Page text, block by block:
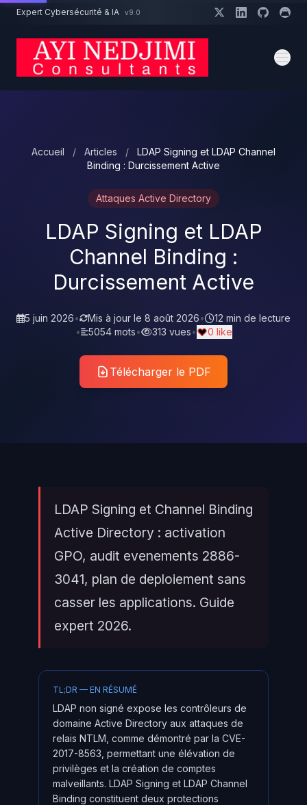
Aller au contenu principal
Expert Cybersécurité & IA v9.0
Accueil / Articles /
LDAP Signing et LDAP Channel
Binding : Durcissement Active
Attaques Active Directory
LDAP Signing et LDAP
Channel Binding :
Durcissement Active
5 juin 2026• Mis à jour le 8 août 2026•
12 min de lecture
•
5054 mots• 313 vues• 0 like
Télécharger le PDF
LDAP Signing et Channel Binding
Active Directory : activation
GPO, audit evenements 2886-
3041, plan de deploiement sans
casser les applications. Guide
expert 2026.
TL;DR — EN RÉSUMÉ
LDAP non signé expose les contrôleurs de
domaine Active Directory aux attaques de
relais NTLM, comme démontré par la CVE-
2017-8563, permettant une élévation de
privilèges et la création de comptes
malveillants. LDAP Signing et LDAP Channel
Binding constituent deux protections
Un projet cybersécurité ?